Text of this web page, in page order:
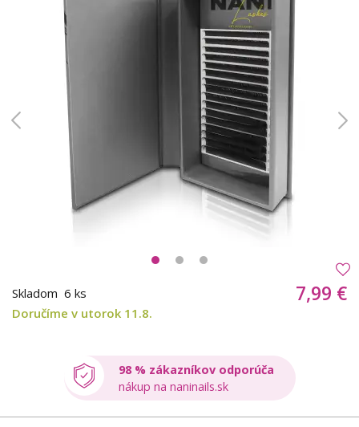
Skladom 6 ks
Doručíme v utorok 11.8.
7,99 €
98 % zákazníkov odporúča
nákup na naninails.sk